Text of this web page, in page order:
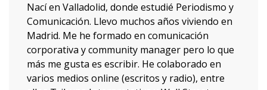
Nací en Valladolid, donde estudié Periodismo y
Comunicación. Llevo muchos años viviendo en
Madrid. Me he formado en comunicación
corporativa y community manager pero lo que
más me gusta es escribir. He colaborado en
varios medios online (escritos y radio), entre